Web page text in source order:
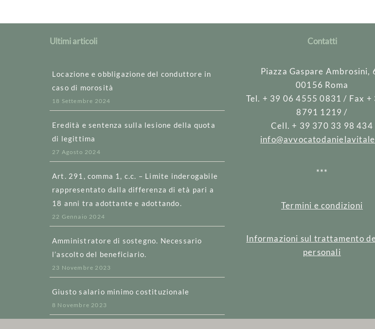
Ultimi articoli
Locazione e obbligazione del conduttore in
caso di morosità
18 Settembre 2024
Eredità e sentenza sulla lesione della quota
di legittima
27 Agosto 2024
Art. 291, comma 1, c.c. – Limite inderogabile
rappresentato dalla differenza di età pari a
18 anni tra adottante e adottando.
22 Gennaio 2024
Amministratore di sostegno. Necessario
l’ascolto del beneficiario.
23 Novembre 2023
Giusto salario minimo costituzionale
8 Novembre 2023
Contatti
Piazza Gaspare Ambrosini,
00156 Roma
Tel. + 39 06 4555 0831 / Fax +
8791 1219 /
Cell. + 39 370 33 98 434
***
Termini e condizioni
Informazioni sul trattamento
personali